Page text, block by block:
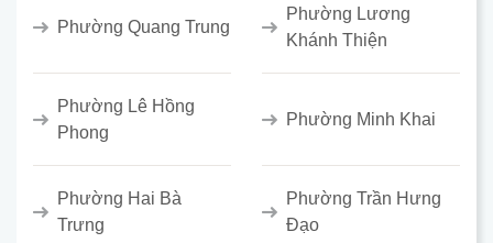
Phường Quang Trung
Phường Lương
Khánh Thiện
Phường Lê Hồng
Phong
Phường Minh Khai
Phường Hai Bà
Trưng
Phường Trần Hưng
Đạo